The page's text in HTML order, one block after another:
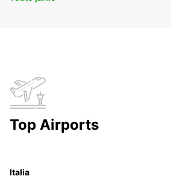
Top Airports
Italia